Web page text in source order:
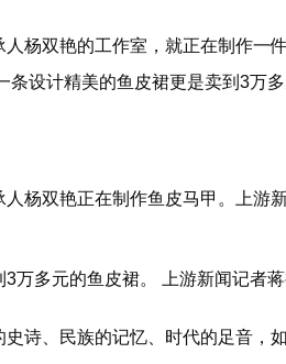
杨双艳的工作室，就正在制作一
条设计精美的鱼皮裙更是卖到3万
杨双艳正在制作鱼皮马甲。上游
万多元的鱼皮裙。 上游新闻记者
史诗、民族的记忆、时代的足音，